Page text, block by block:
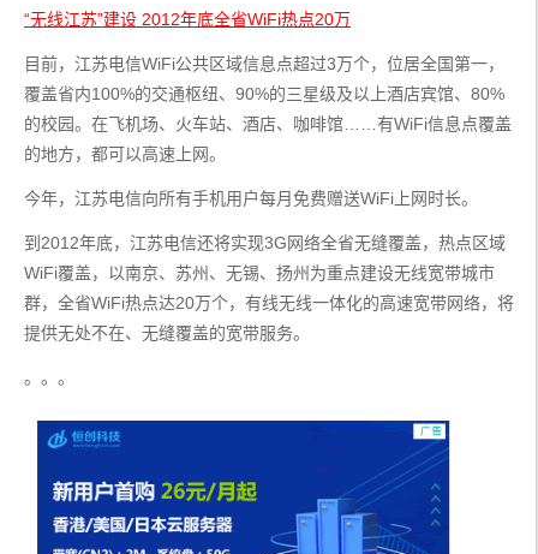
“无线江苏”建设 2012年底全省WiFi热点20万
目前，江苏电信WiFi公共区域信息点超过3万个，位居全国第一，
覆盖省内100%的交通枢纽、90%的三星级及以上酒店宾馆、80%
的校园。在飞机场、火车站、酒店、咖啡馆……有WiFi信息点覆盖
的地方，都可以高速上网。
今年，江苏电信向所有手机用户每月免费赠送WiFi上网时长。
到2012年底，江苏电信还将实现3G网络全省无缝覆盖，热点区域
WiFi覆盖，以南京、苏州、无锡、扬州为重点建设无线宽带城市
群，全省WiFi热点达20万个，有线无线一体化的高速宽带网络，将
提供无处不在、无缝覆盖的宽带服务。
。。。